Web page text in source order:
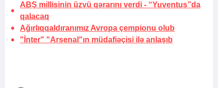
ABŞ millisinin üzvü qərarını verdi - “Yuventus”da
qalacaq
Ağırlıqqaldıranımız Avropa çempionu olub
"İnter" "Arsenal"ın müdafiəçisi ilə anlaşıb